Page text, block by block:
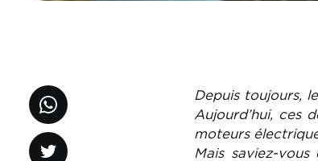
Depuis toujours,
Aujourd’hui, ces
moteurs
Mais saviez-